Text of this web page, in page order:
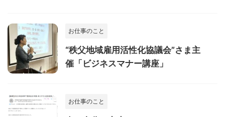
お仕事のこと
“秩父地域雇用活性化協議会”さま主
催「ビジネスマナー講座」
お仕事のこと